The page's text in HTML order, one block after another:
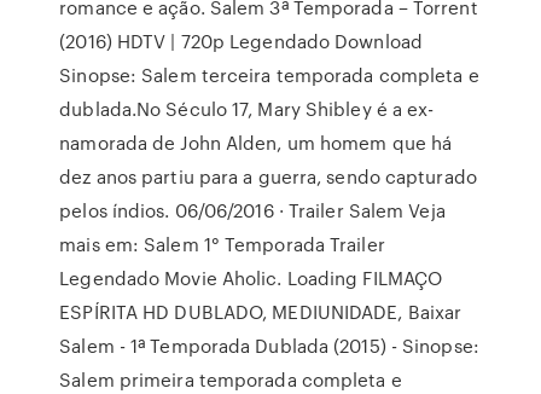
romance e ação. Salem 3ª Temporada – Torrent
(2016) HDTV | 720p Legendado Download
Sinopse: Salem terceira temporada completa e
dublada.No Século 17, Mary Shibley é a ex-
namorada de John Alden, um homem que há
dez anos partiu para a guerra, sendo capturado
pelos índios. 06/06/2016 · Trailer Salem Veja
mais em: Salem 1° Temporada Trailer
Legendado Movie Aholic. Loading FILMAÇO
ESPÍRITA HD DUBLADO, MEDIUNIDADE, Baixar
Salem - 1ª Temporada Dublada (2015) - Sinopse:
Salem primeira temporada completa e